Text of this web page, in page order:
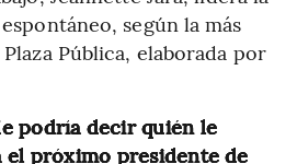
según la más
Pública, elaborada por
podría decir quién le
el próximo presidente de